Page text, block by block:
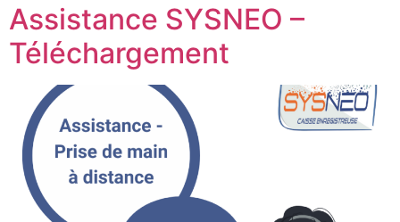
Assistance SYSNEO –
Téléchargement